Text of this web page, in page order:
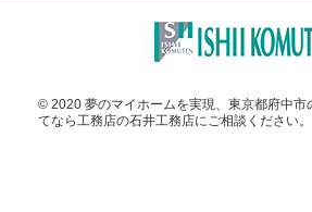
© 2020 夢のマイホームを実現、 東京都府中市
てなら工務店の石井工務店にご相談ください。